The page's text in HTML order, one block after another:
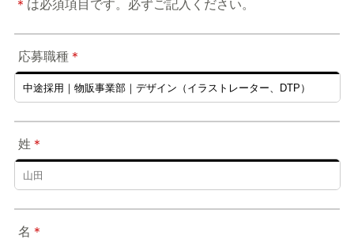
＊ は必須項目です。必ずご記入ください。
応募職種＊
姓 ＊
名 ＊